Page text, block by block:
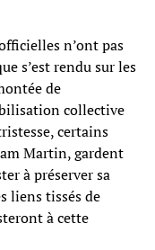
n’ont pas
s’est rendu sur les
de
collective
certains
Martin, gardent
à préserver sa
liens tissés de
à cette